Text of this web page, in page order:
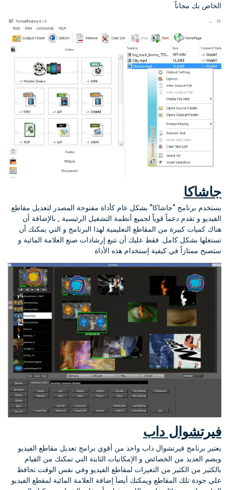
الخاص بك مجاناً
جاشاكا
يستخدم برنامج "جاشاكا" بشكل عام كأداة مفتوحة المصدر لتعديل مقاطع
الفيديو و تقدم دعماً قوياً لجميع أنظمة التشغيل الرئيسية , بالإضافة أن
هناك كميات كبيرة من المقاطع التعليمية لهذا البرنامج و التي يمكنك أن
تستغلها بشكل كامل. فقط عليك أن تتبع إرشادات صنع العلامة المائية و
ستصبح ممتازاً في كيفية إستخدام هذه الأداة
فيرتشوال داب
يعتبر برنامج فيرتشوال داب واحد من أقوي برامج تعديل مقاطع الفيديو
ويضم العديد من الخصائص و الإمكانيات الثابتة التي تمكنك من القيام
بالكثير من الكثير من التغيرات لمقاطع الفيديو وفي نفس الوقت تحافظ
علي جودة تلك المقاطع ويمكنك أيضاَ إضافة العلامة المائية لمقطع الفيديو